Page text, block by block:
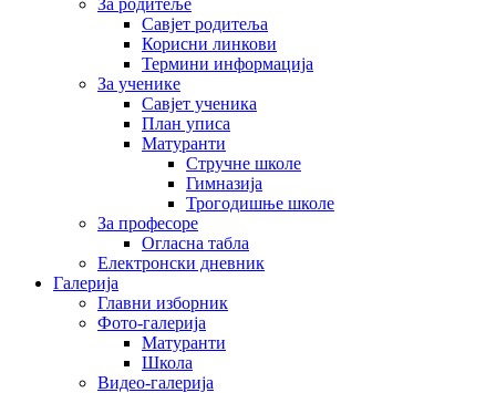
Савјет родитеља
Корисни линкови
Термини информација
За ученике
Савјет ученика
План уписа
Матуранти
Стручне школе
Гимназија
Трогодишње школе
За професоре
Огласна табла
Електронски дневник
Галерија
Главни изборник
Фото-галерија
Матуранти
Школа
Видео-галерија